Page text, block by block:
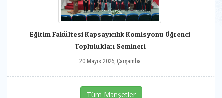
Eğitim Fakültesi Kapsayıcılık Komisyonu Öğrenci
Toplulukları Semineri
20 Mayıs 2026, Çarşamba
Tüm Manşetler